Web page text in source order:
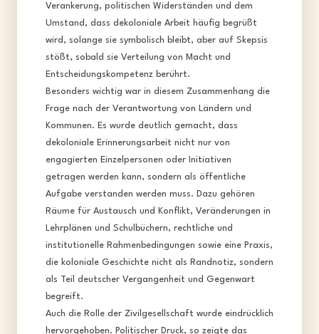
Verankerung, politischen Widerständen und dem
Umstand, dass dekoloniale Arbeit häufig begrüßt
wird, solange sie symbolisch bleibt, aber auf Skepsis
stößt, sobald sie Verteilung von Macht und
Entscheidungskompetenz berührt.​
Besonders wichtig war in diesem Zusammenhang die
Frage nach der Verantwortung von Ländern und
Kommunen. Es wurde deutlich gemacht, dass
dekoloniale Erinnerungsarbeit nicht nur von
engagierten Einzelpersonen oder Initiativen
getragen werden kann, sondern als öffentliche
Aufgabe verstanden werden muss. Dazu gehören
Räume für Austausch und Konflikt, Veränderungen in
Lehrplänen und Schulbüchern, rechtliche und
institutionelle Rahmenbedingungen sowie eine Praxis,
die koloniale Geschichte nicht als Randnotiz, sondern
als Teil deutscher Vergangenheit und Gegenwart
begreift.​
Auch die Rolle der Zivilgesellschaft wurde eindrücklich
hervorgehoben. Politischer Druck, so zeigte das